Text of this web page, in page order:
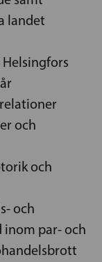
landet
och
och
och
inom par- och